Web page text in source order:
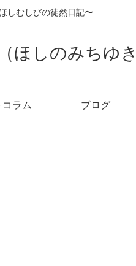
しむしびの徒然日記〜
ほしのみちゆき
ラム ブログ